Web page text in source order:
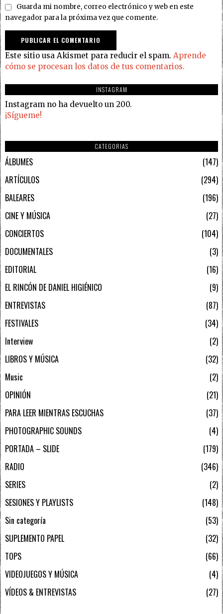
Guarda mi nombre, correo electrónico y web en este
navegador para la próxima vez que comente.
Este sitio usa Akismet para reducir el spam. Aprende
cómo se procesan los datos de tus comentarios.
INSTAGRAM
Instagram no ha devuelto un 200.
¡Sígueme!
CATEGORIAS
ÁLBUMES
147
ARTÍCULOS
294
BALEARES
196
CINE Y MÚSICA
27
CONCIERTOS
104
DOCUMENTALES
3
EDITORIAL
16
EL RINCÓN DE DANIEL HIGIÉNICO
9
ENTREVISTAS
87
FESTIVALES
34
Interview
2
LIBROS Y MÚSICA
32
Music
2
OPINIÓN
21
PARA LEER MIENTRAS ESCUCHAS
37
PHOTOGRAPHIC SOUNDS
4
PORTADA – SLIDE
179
RADIO
346
SERIES
2
SESIONES Y PLAYLISTS
148
Sin categoría
53
SUPLEMENTO PAPEL
32
TOPS
66
VIDEOJUEGOS Y MÚSICA
4
VÍDEOS & ENTREVISTAS
27